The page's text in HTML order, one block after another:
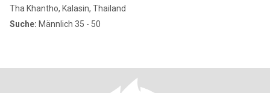
Tha Khantho, Kalasin, Thailand
Suche: Männlich 35 - 50